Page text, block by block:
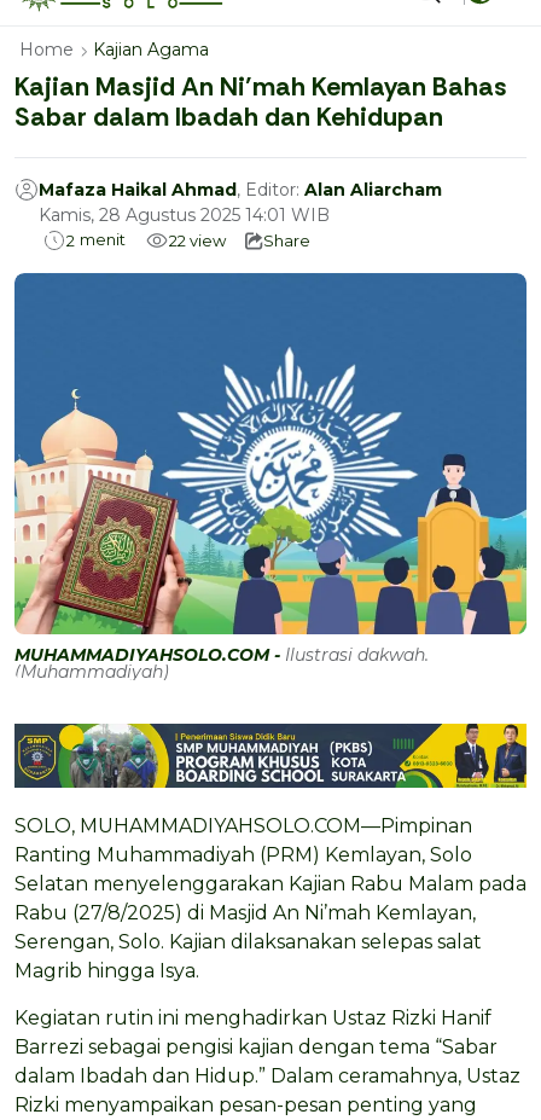
Home Kajian Agama
Kajian Masjid An Ni’mah Kemlayan Bahas
Sabar dalam Ibadah dan Kehidupan
Mafaza Haikal Ahmad, Editor: Alan Aliarcham
Kamis, 28 Agustus 2025 14:01 WIB
2 menit 22 view Share
MUHAMMADIYAHSOLO.COM - Ilustrasi dakwah.
(Muhammadiyah)
SOLO, MUHAMMADIYAHSOLO.COM—Pimpinan
Ranting Muhammadiyah (PRM) Kemlayan, Solo
Selatan menyelenggarakan Kajian Rabu Malam pada
Rabu (27/8/2025) di Masjid An Ni’mah Kemlayan,
Serengan, Solo. Kajian dilaksanakan selepas salat
Magrib hingga Isya.
Kegiatan rutin ini menghadirkan Ustaz Rizki Hanif
Barrezi sebagai pengisi kajian dengan tema “Sabar
dalam Ibadah dan Hidup.” Dalam ceramahnya, Ustaz
Rizki menyampaikan pesan-pesan penting yang